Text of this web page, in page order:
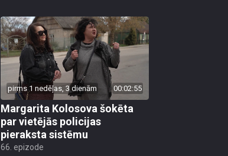
pirms 1 nedēļas, 3 dienām 00:02:55
Margarita Kolosova šokēta
par vietējās policijas
pieraksta sistēmu
66. epizode